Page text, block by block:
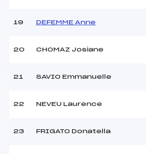
19 DEFEMME Anne
20 CHOMAZ Josiane
21 SAVIO Emmanuelle
22 NEVEU Laurence
23 FRIGATO Donatella